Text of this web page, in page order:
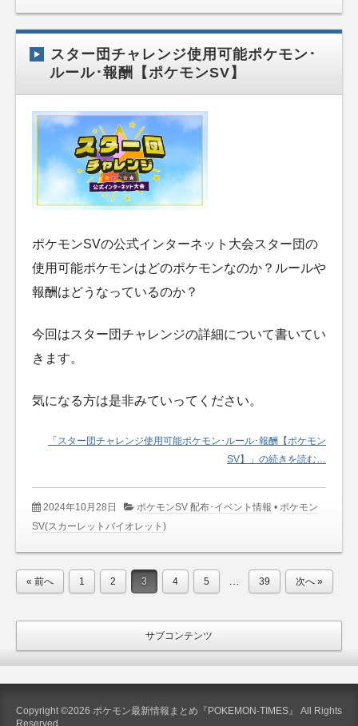
スター団チャレンジ使用可能ポケモン･
ルール･報酬【ポケモンSV】
ポケモンSVの公式インターネット大会スター団の
使用可能ポケモンはどのポケモンなのか？ルールや
報酬はどうなっているのか？
今回はスター団チャレンジの詳細について書いてい
きます。
気になる方は是非みていってください。
「スター団チャレンジ使用可能ポケモン･ルール･報酬【ポケモン
SV】」の続きを読む…
2024年10月28日 ポケモンSV 配布･イベント情報 •ポケモン
SV(スカーレットバイオレット)
« 前へ 1 2 3 4 5 … 39 次へ »
サブコンテンツ
Copyright ©2026 ポケモン最新情報まとめ『POKEMON-TIMES』 All Rights
Reserved.